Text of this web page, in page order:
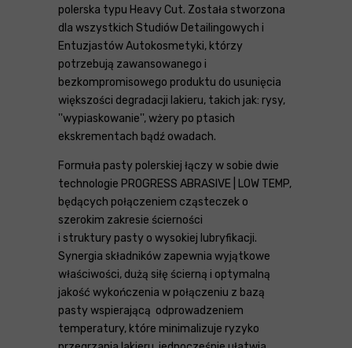
polerska typu Heavy Cut. Została stworzona
dla wszystkich Studiów Detailingowych i
Entuzjastów Autokosmetyki, którzy
potrzebują zawansowanego i
bezkompromisowego produktu do usunięcia
większości degradacji lakieru, takich jak: rysy,
''wypiaskowanie'', wżery po ptasich
ekskrementach bądź owadach.
Formuła pasty polerskiej łączy w sobie dwie
technologie PROGRESS ABRASIVE | LOW TEMP,
będących połączeniem cząsteczek o
szerokim zakresie ścierności
i struktury pasty o wysokiej lubryfikacji.
Synergia składników zapewnia wyjątkowe
właściwości, dużą siłę ścierną i optymalną
jakość wykończenia w połączeniu z bazą
pasty wspierającą odprowadzeniem
temperatury, które minimalizuje ryzyko